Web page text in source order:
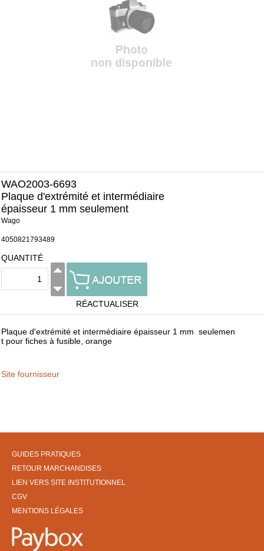
WAO2003-6693
Plaque d'extrémité et intermédiaire
épaisseur 1 mm seulement
Wago
4050821793489
QUANTITÉ
RÉACTUALISER
Plaque d'extrémité et intermédiaire épaisseur 1 mm seulemen
t pour fiches à fusible, orange
Site fournisseur
GUIDES PRATIQUES
RETOUR MARCHANDISES
LIEN VERS SITE INSTITUTIONNEL
CGV
MENTIONS LÉGALES